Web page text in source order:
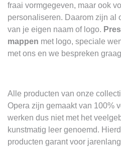
fraai vormgegeven, maar ook
personaliseren. Daarom zijn al
van je eigen naam of logo.
mappen met logo, speciale
met ons en we bespreken
Alle producten van onze
Opera zijn gemaakt van 100%
werken dus niet met het
kunstmatig leer genoemd.
producten garant voor